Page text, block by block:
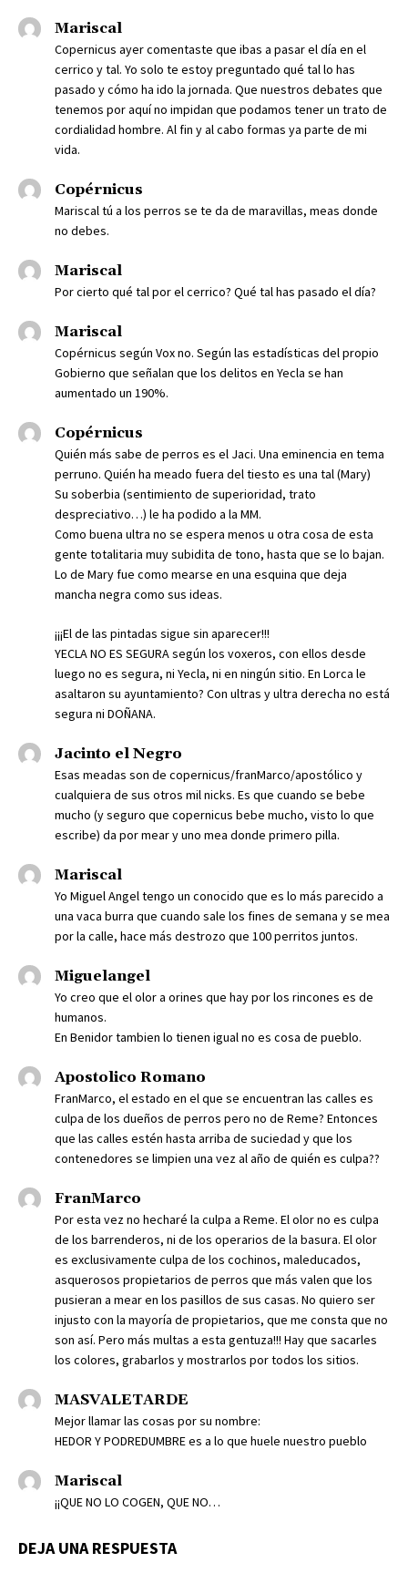
Mariscal
Copernicus ayer comentaste que ibas a pasar el día en el
cerrico y tal. Yo solo te estoy preguntado qué tal lo has
pasado y cómo ha ido la jornada. Que nuestros debates que
tenemos por aquí no impidan que podamos tener un trato de
cordialidad hombre. Al fin y al cabo formas ya parte de mi
vida.
Copérnicus
Mariscal tú a los perros se te da de maravillas, meas donde
no debes.
Mariscal
Por cierto qué tal por el cerrico? Qué tal has pasado el día?
Mariscal
Copérnicus según Vox no. Según las estadísticas del propio
Gobierno que señalan que los delitos en Yecla se han
aumentado un 190%.
Copérnicus
Quién más sabe de perros es el Jaci. Una eminencia en tema
perruno. Quién ha meado fuera del tiesto es una tal (Mary)
Su soberbia (sentimiento de superioridad, trato
despreciativo…) le ha podido a la MM.
Como buena ultra no se espera menos u otra cosa de esta
gente totalitaria muy subidita de tono, hasta que se lo bajan.
Lo de Mary fue como mearse en una esquina que deja
mancha negra como sus ideas.
¡¡¡El de las pintadas sigue sin aparecer!!!
YECLA NO ES SEGURA según los voxeros, con ellos desde
luego no es segura, ni Yecla, ni en ningún sitio. En Lorca le
asaltaron su ayuntamiento? Con ultras y ultra derecha no está
segura ni DOÑANA.
Jacinto el Negro
Esas meadas son de copernicus/franMarco/apostólico y
cualquiera de sus otros mil nicks. Es que cuando se bebe
mucho (y seguro que copernicus bebe mucho, visto lo que
escribe) da por mear y uno mea donde primero pilla.
Mariscal
Yo Miguel Angel tengo un conocido que es lo más parecido a
una vaca burra que cuando sale los fines de semana y se mea
por la calle, hace más destrozo que 100 perritos juntos.
Miguelangel
Yo creo que el olor a orines que hay por los rincones es de
humanos.
En Benidor tambien lo tienen igual no es cosa de pueblo.
Apostolico Romano
FranMarco, el estado en el que se encuentran las calles es
culpa de los dueños de perros pero no de Reme? Entonces
que las calles estén hasta arriba de suciedad y que los
contenedores se limpien una vez al año de quién es culpa??
FranMarco
Por esta vez no hecharé la culpa a Reme. El olor no es culpa
de los barrenderos, ni de los operarios de la basura. El olor
es exclusivamente culpa de los cochinos, maleducados,
asquerosos propietarios de perros que más valen que los
pusieran a mear en los pasillos de sus casas. No quiero ser
injusto con la mayoría de propietarios, que me consta que no
son así. Pero más multas a esta gentuza!!! Hay que sacarles
los colores, grabarlos y mostrarlos por todos los sitios.
MASVALETARDE
Mejor llamar las cosas por su nombre:
HEDOR Y PODREDUMBRE es a lo que huele nuestro pueblo
Mariscal
¡¡QUE NO LO COGEN, QUE NO…
DEJA UNA RESPUESTA